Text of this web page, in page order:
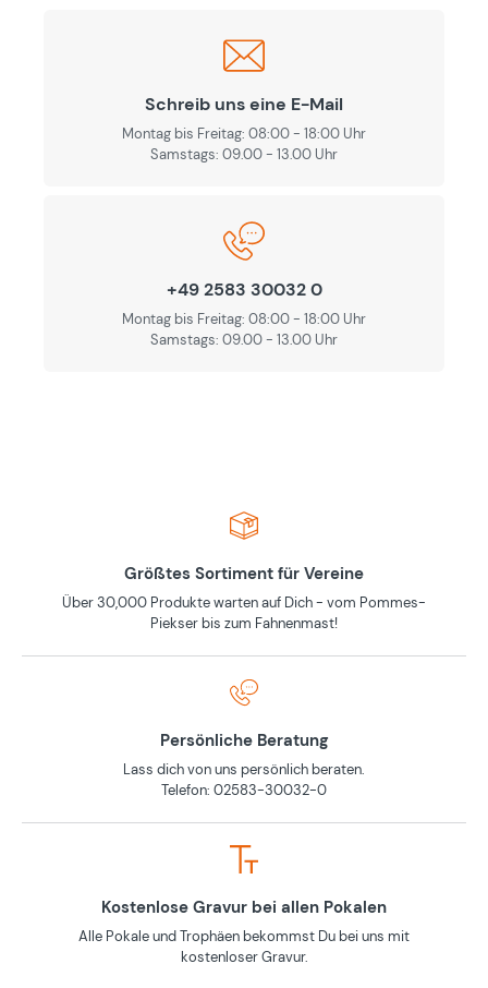
Schreib uns eine E-Mail
Montag bis Freitag: 08:00 - 18:00 Uhr
Samstags: 09.00 - 13.00 Uhr
+49 2583 30032 0
Montag bis Freitag: 08:00 - 18:00 Uhr
Samstags: 09.00 - 13.00 Uhr
Größtes Sortiment für Vereine
Über 30,000 Produkte warten auf Dich - vom Pommes-
Piekser bis zum Fahnenmast!
Persönliche Beratung
Lass dich von uns persönlich beraten.
Telefon: 02583-30032-0
Kostenlose Gravur bei allen Pokalen
Alle Pokale und Trophäen bekommst Du bei uns mit
kostenloser Gravur.